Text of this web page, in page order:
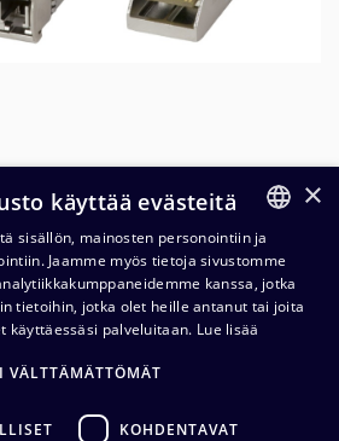
MM
module,
FINNISH
ENGLISH
×
käyttää evästeitä
sisällön, mainosten personointiin ja
Jaamme myös tietoja sivustomme
kanssa, jotka
tietoihin, jotka olet heille antanut tai joita
käyttäessäsi palveluitaan. Lue lisää
VÄLTTÄMÄTTÖMÄT
KOHDENTAVAT